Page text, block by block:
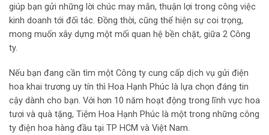
giúp bạn gửi những lời chúc may mắn, thuận lợi trong công việc
kinh doanh tới đối tác. Đồng thời, cũng thể hiện sự coi trọng,
mong muốn xây dựng một mối quan hệ bền chặt, giữa 2 Công
ty.
Nếu bạn đang cần tìm một Công ty cung cấp dịch vụ gửi điện
hoa khai trương uy tín thì Hoa Hạnh Phúc là lựa chọn đáng tin
cậy dành cho bạn. Với hơn 10 năm hoạt động trong lĩnh vực hoa
tươi và quà tặng, Tiệm Hoa Hạnh Phúc là một trong những công
ty điện hoa hàng đầu tại TP HCM và Việt Nam.